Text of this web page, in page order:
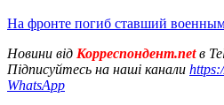
На фронте погиб ставший
Новини від Корреспондент.netв
Підписуйтесь на наші канали
WhatsApp